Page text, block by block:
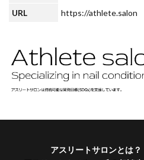
URL
https://athlete.salon
アスリートサロンとは？